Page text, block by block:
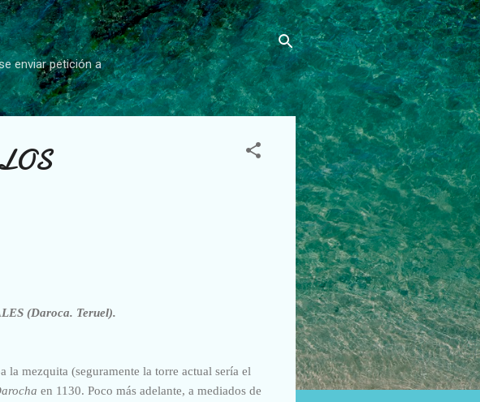
enviar petición a
(Daroca. Teruel).
la mezquita (seguramente la torre actual sería el
en 1130. Poco más adelante, a mediados de